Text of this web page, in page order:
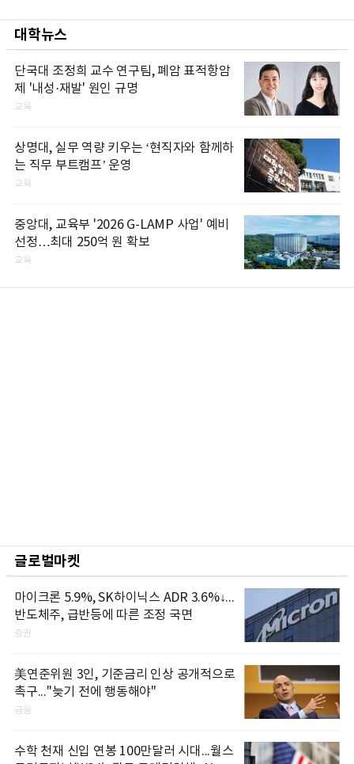
대학뉴스
단국대 조정희 교수 연구팀, 폐암 표적항암
제 '내성·재발' 원인 규명
교육
상명대, 실무 역량 키우는 ‘현직자와 함께하
는 직무 부트캠프’ 운영
교육
중앙대, 교육부 '2026 G-LAMP 사업' 예비
선정…최대 250억 원 확보
교육
글로벌마켓
마이크론 5.9%, SK하이닉스 ADR 3.6%↓...
반도체주, 급반등에 따른 조정 국면
증권
美연준위원 3인, 기준금리 인상 공개적으로
촉구..."늦기 전에 행동해야"
금융
수학 천재 신입 연봉 100만달러 시대...월스